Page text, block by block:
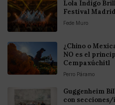
Lola Índigo
Festival
Fede Muro
¿Chino o
NO es el
Cempaxúchitl
Perro Páramo
Guggenheim
con